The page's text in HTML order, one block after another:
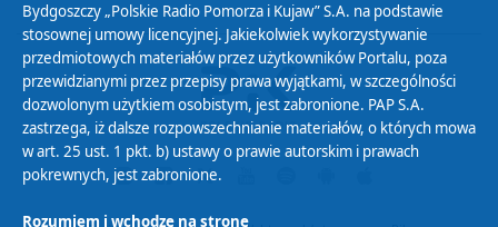
Bydgoszczy „Polskie Radio Pomorza i Kujaw” S.A. na podstawie
stosownej umowy licencyjnej. Jakiekolwiek wykorzystywanie
przedmiotowych materiałów przez użytkowników Portalu, poza
przewidzianymi przez przepisy prawa wyjątkami, w szczególności
dozwolonym użytkiem osobistym, jest zabronione. PAP S.A.
zastrzega, iż dalsze rozpowszechnianie materiałów, o których mowa
w art. 25 ust. 1 pkt. b) ustawy o prawie autorskim i prawach
pokrewnych, jest zabronione.
Rozumiem i wchodzę na stronę